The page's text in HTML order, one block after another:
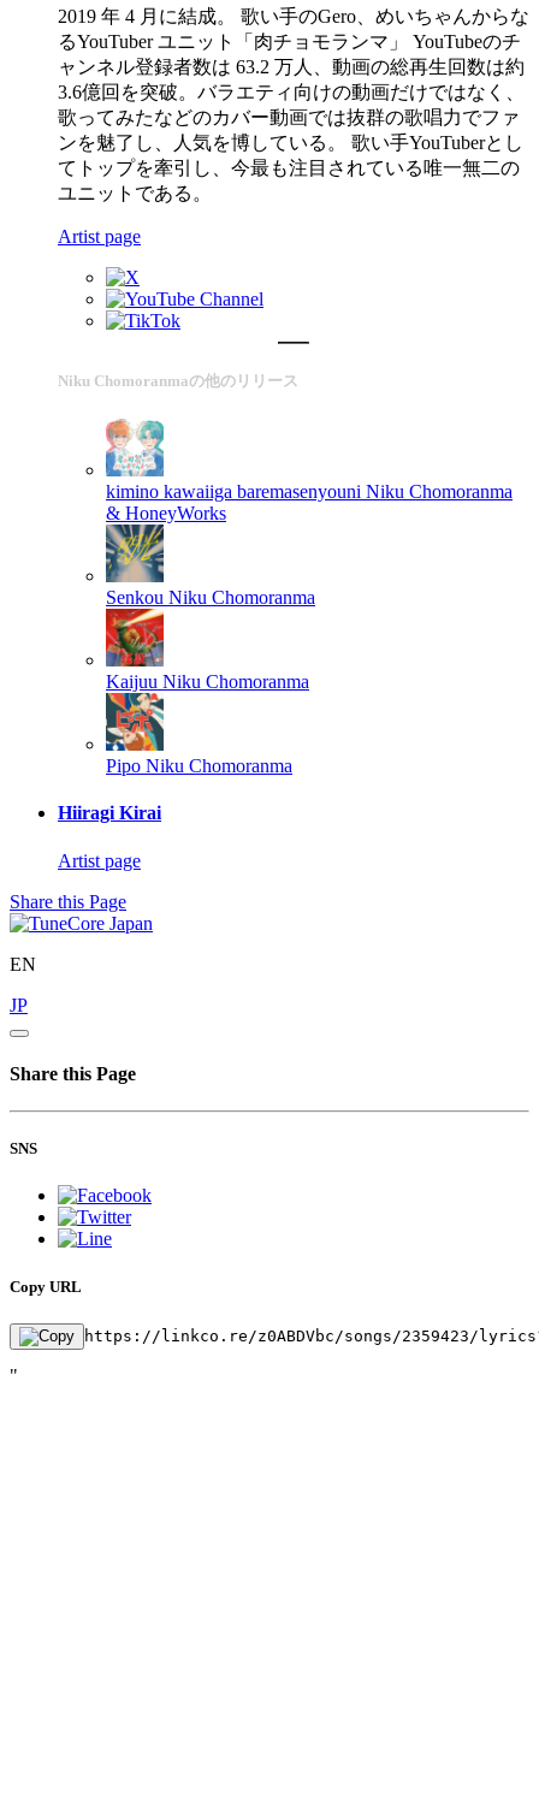
2019 年 4 ⽉に結成。 歌い⼿のGero、めいちゃんからな
るYouTuber ユニット「⾁チョモランマ」 YouTubeのチ
ャンネル登録者数は 63.2 万⼈、動画の総再⽣回数は約
3.6億回を突破。バラエティ向けの動画だけではなく、
歌ってみたなどのカバー動画では抜群の歌唱⼒でファ
ンを魅了し、⼈気を博している。 歌い⼿YouTuberとし
てトップを牽引し、今最も注⽬されている唯⼀無⼆の
ユニットである。
Artist page
Niku Chomoranmaの他のリリース
kimino kawaiiga baremasenyouni Niku Chomoranma
& HoneyWorks
Senkou Niku Chomoranma
Kaijuu Niku Chomoranma
Pipo Niku Chomoranma
Hiiragi Kirai
Artist page
Share this Page
EN
JP
Share this Page
SNS
Copy URL
https://linkco.re/z0ABDVbc/songs/2359423/
"